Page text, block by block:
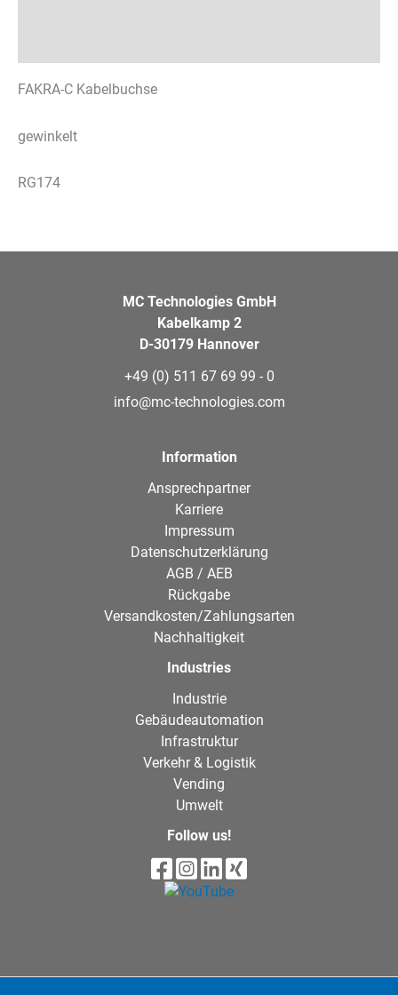
FAKRA-C Kabelbuchse
gewinkelt
RG174
MC Technologies GmbH
Kabelkamp 2
D-30179 Hannover
+49 (0) 511 67 69 99 - 0
info@mc-technologies.com
Information
Ansprechpartner
Karriere
Impressum
Datenschutzerklärung
AGB / AEB
Rückgabe
Versandkosten/Zahlungsarten
Nachhaltigkeit
Industries
Industrie
Gebäudeautomation
Infrastruktur
Verkehr & Logistik
Vending
Umwelt
Follow us!